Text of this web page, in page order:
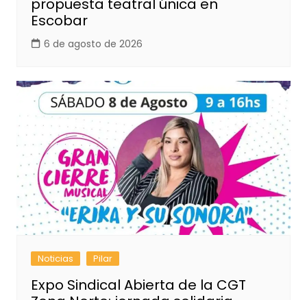
propuesta teatral única en
Escobar
6 de agosto de 2026
Noticias Pilar
Expo Sindical Abierta de la CGT